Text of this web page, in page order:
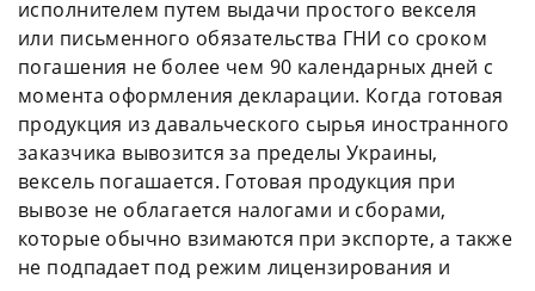
исполнителем путем выдачи простого векселя
или письменного обязательства ГНИ со сроком
погашения не более чем 90 календарных дней с
момента оформления декларации. Когда готовая
продукция из давальческого сырья иностранного
заказчика вывозится за пределы Украины,
вексель погашается. Готовая продукция при
вывозе не облагается налогами и сборами,
которые обычно взимаются при экспорте, а также
не подпадает под режим лицензирования и